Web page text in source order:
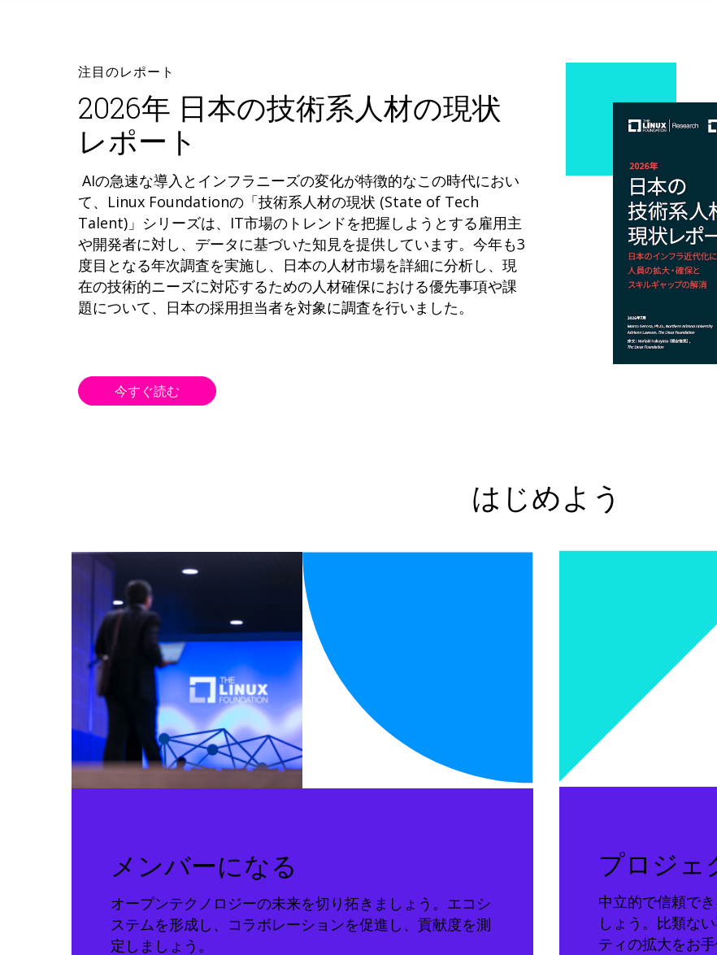
注目のレポート
2026年 日本の技術系人材の現状
レポート
AIの急速な導入とインフラニーズの変化が特徴的なこの時代におい
て、Linux Foundationの「技術系人材の現状 (State of Tech
Talent)」シリーズは、IT市場のトレンドを把握しようとする雇用主
や開発者に対し、データに基づいた知見を提供しています。今年も3
度目となる年次調査を実施し、日本の人材市場を詳細に分析し、現
在の技術的ニーズに対応するための人材確保における優先事項や課
題について、日本の採用担当者を対象に調査を行いました。
今すぐ読む
はじめよう
メンバーになる
オープンテクノロジーの未来を切り拓きましょう。エコシ
ステムを形成し、コラボレーションを促進し、貢献度を測
定しましょう。
プロジェ
中立的で信頼で
しょう。比類な
ティの拡大をお手